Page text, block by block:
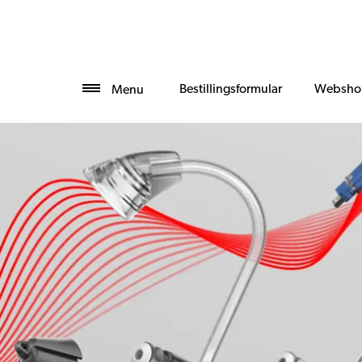
Menu Bestillingsformular